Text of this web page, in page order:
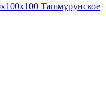
Ташмурунское